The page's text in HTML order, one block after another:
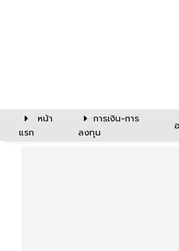
หน้า
แรก
การเงิน-การ
ลงทุน